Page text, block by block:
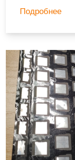
Подробнее